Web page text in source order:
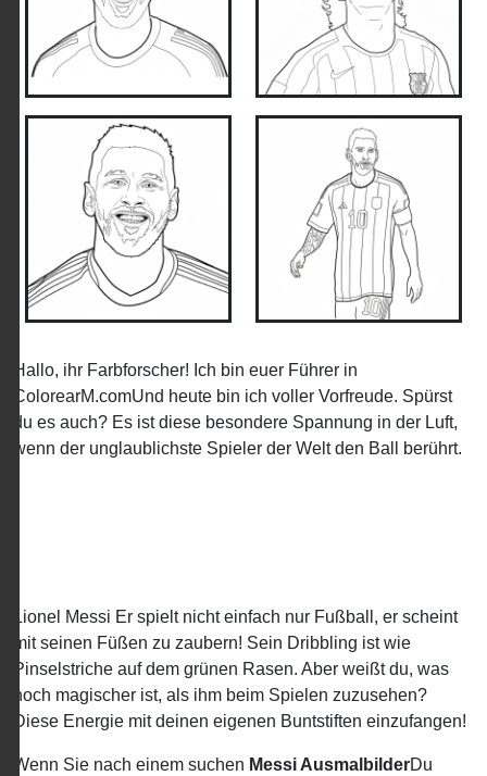
Hallo, ihr Farbforscher! Ich bin euer Führer in
ColorearM.comUnd heute bin ich voller Vorfreude. Spürst
du es auch? Es ist diese besondere Spannung in der Luft,
wenn der unglaublichste Spieler der Welt den Ball berührt.
Lionel Messi Er spielt nicht einfach nur Fußball, er scheint
mit seinen Füßen zu zaubern! Sein Dribbling ist wie
Pinselstriche auf dem grünen Rasen. Aber weißt du, was
noch magischer ist, als ihm beim Spielen zuzusehen?
Diese Energie mit deinen eigenen Buntstiften einzufangen!
Wenn Sie nach einem suchen Messi AusmalbilderDu